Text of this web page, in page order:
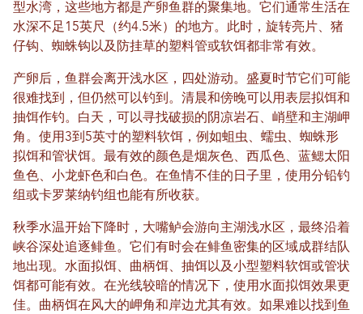
型水湾，这些地方都是产卵鱼群的聚集地。它们通常生活在
水深不足15英尺（约4.5米）的地方。此时，旋转亮片、猪
仔钩、蜘蛛钩以及防挂草的塑料管或软饵都非常有效。
产卵后，鱼群会离开浅水区，四处游动。盛夏时节它们可能
很难找到，但仍然可以钓到。清晨和傍晚可以用表层拟饵和
抽饵作钓。白天，可以寻找破损的阴凉岩石、峭壁和主湖岬
角。使用3到5英寸的塑料软饵，例如蛆虫、蠕虫、蜘蛛形
拟饵和管状饵。最有效的颜色是烟灰色、西瓜色、蓝鳃太阳
鱼色、小龙虾色和白色。在鱼情不佳的日子里，使用分铅钓
组或卡罗莱纳钓组也能有所收获。
秋季水温开始下降时，大嘴鲈会游向主湖浅水区，最终沿着
峡谷深处追逐鲱鱼。它们有时会在鲱鱼密集的区域成群结队
地出现。水面拟饵、曲柄饵、抽饵以及小型塑料软饵或管状
饵都可能有效。在光线较暗的情况下，使用水面拟饵效果更
佳。曲柄饵在风大的岬角和岸边尤其有效。如果难以找到鱼